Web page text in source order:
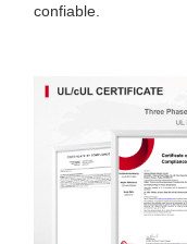
confiable.